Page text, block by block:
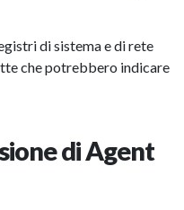
di sistema e di rete
che potrebbero indicare
di Agent